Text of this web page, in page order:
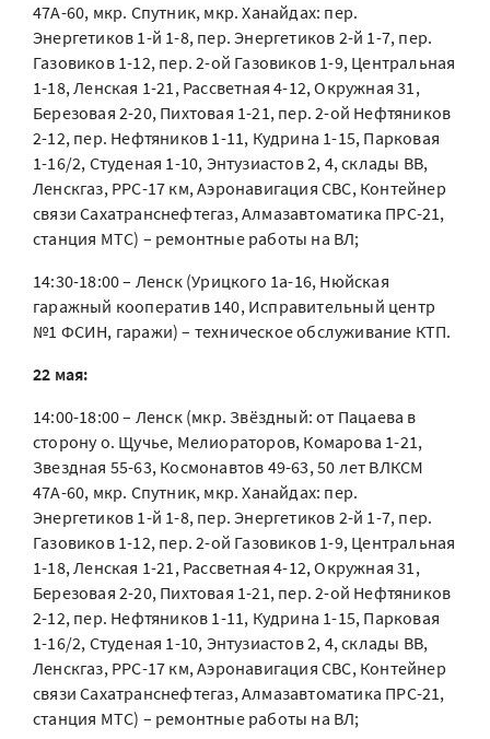
47А-60, мкр. Спутник, мкр. Ханайдах: пер.
Энергетиков 1-й 1-8, пер. Энергетиков 2-й 1-7, пер.
Газовиков 1-12, пер. 2-ой Газовиков 1-9, Центральная
1-18, Ленская 1-21, Рассветная 4-12, Окружная 31,
Березовая 2-20, Пихтовая 1-21, пер. 2-ой Нефтяников
2-12, пер. Нефтяников 1-11, Кудрина 1-15, Парковая
1-16/2, Студеная 1-10, Энтузиастов 2, 4, склады ВВ,
Ленскгаз, РРС-17 км, Аэронавигация СВС, Контейнер
связи Сахатранснефтегаз, Алмазавтоматика ПРС-21,
станция МТС) – ремонтные работы на ВЛ;
14:30-18:00 – Ленск (Урицкого 1а-16, Нюйская
гаражный кооператив 140, Исправительный центр
№1 ФСИН, гаражи) – техническое обслуживание КТП.
22 мая:
14:00-18:00 – Ленск (мкр. Звёздный: от Пацаева в
сторону о. Щучье, Мелиораторов, Комарова 1-21,
Звездная 55-63, Космонавтов 49-63, 50 лет ВЛКСМ
47А-60, мкр. Спутник, мкр. Ханайдах: пер.
Энергетиков 1-й 1-8, пер. Энергетиков 2-й 1-7, пер.
Газовиков 1-12, пер. 2-ой Газовиков 1-9, Центральная
1-18, Ленская 1-21, Рассветная 4-12, Окружная 31,
Березовая 2-20, Пихтовая 1-21, пер. 2-ой Нефтяников
2-12, пер. Нефтяников 1-11, Кудрина 1-15, Парковая
1-16/2, Студеная 1-10, Энтузиастов 2, 4, склады ВВ,
Ленскгаз, РРС-17 км, Аэронавигация СВС, Контейнер
связи Сахатранснефтегаз, Алмазавтоматика ПРС-21,
станция МТС) – ремонтные работы на ВЛ;